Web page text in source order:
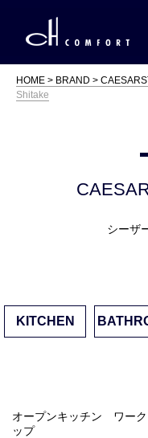
HOME BRAND
Shitake
シーザ
KITCHEN
オープンキッチン ワーク
ップ